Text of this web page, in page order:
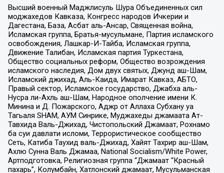
Высший военный Маджлисуль Шура Объединенных сил
моджахедов Кавказа, Конгресс народов Ичкерии и
Дагестана, База, Асбат аль-Ансар, Священная война,
Исламская группа, Братья-мусульмане, Партия исламского
освобождения, Лашкар-И-Тайба, Исламская группа,
Движение Талибан, Исламская партия Туркестана,
Общество социальных реформ, Общество возрождения
исламского наследия, Дом двух святых, Джунд аш-Шам,
Исламский джихад, Аль-Каида, Имарат Кавказ, АБТО,
Правый сектор, Исламское государство, Джабха аль-
Нусра ли-Ахль аш-Шам, Народное ополчение имени К.
Минина и Д. Пожарского, Аджр от Аллаха Субхану уа
Тагьаля SHAM, АУМ Синрике, Муджахеды джамаата Ат-
Тавхида Валь-Джихад, Чистопольский Джамаат, Рохнамо
ба суи давлати исломи, Террористическое сообщество
Сеть, Катиба Таухид валь-Джихад, Хайят Тахрир аш-Шам,
Ахлю Сунна Валь Джамаа, National Socialism/White Power,
Артподготовка, Религиозная группа “Джамаат “Красный
пахарь”, Колумбайн, Хатлонский джамаат, Мусульманская